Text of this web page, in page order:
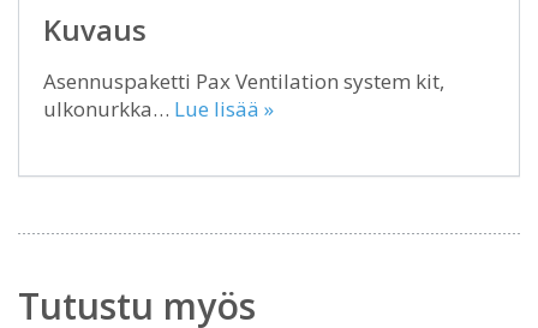
Kuvaus
Asennuspaketti Pax Ventilation system kit,
ulkonurkka… Lue lisää »
Tutustu myös